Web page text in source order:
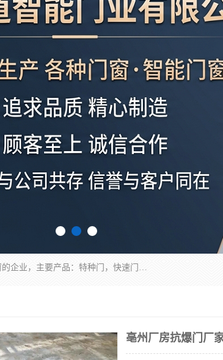
安徽奇道智能门业有限公司是一家专业生产各种门窗、智能门窗的企业，主要产品：特种门，快速门，医用门，提升门，钢木门，智能道闸，钢大门，平移门，卷帘门，保温门，钢制自由门，防火门等，欢迎前来咨询采购。
亳州厂房抗爆门厂